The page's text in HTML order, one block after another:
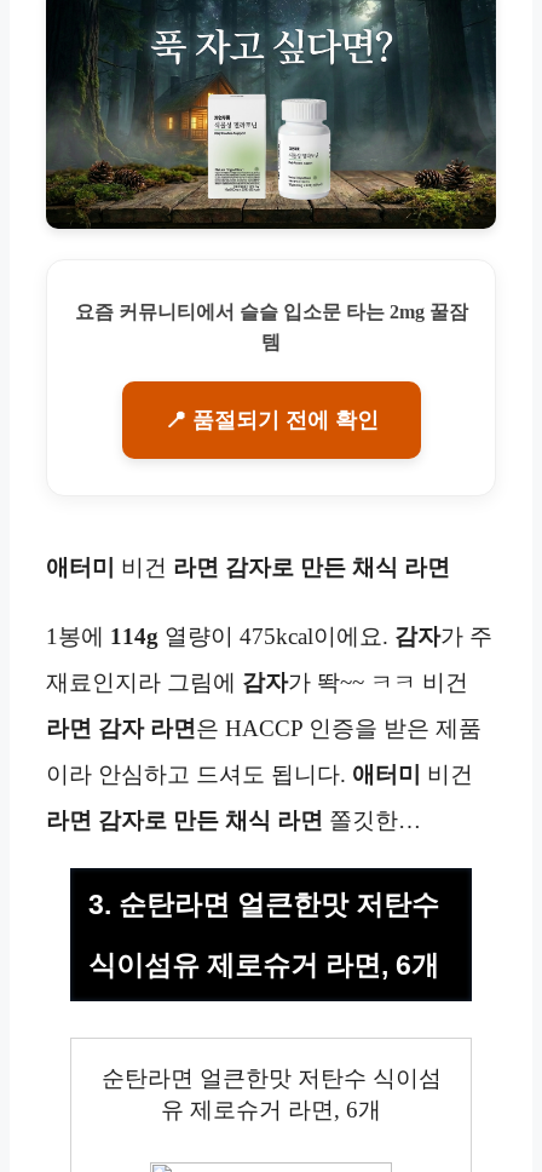
요즘 커뮤니티에서 슬슬 입소문 타는 2mg 꿀잠
템
📍 품절되기 전에 확인
애터미 비건 라면 감자로 만든 채식 라면
1봉에 114g 열량이 475kcal이에요. 감자가 주
재료인지라 그림에 감자가 똭~~ ㅋㅋ 비건
라면 감자 라면 은 HACCP 인증을 받은 제품
이라 안심하고 드셔도 됩니다. 애터미
비건
라면 감자로 만든 채식 라면 쫄깃한…
3. 순탄라면 얼큰한맛 저탄수
식이섬유 제로슈거 라면, 6개
순탄라면 얼큰한맛 저탄수 식이섬
유 제로슈거 라면, 6개